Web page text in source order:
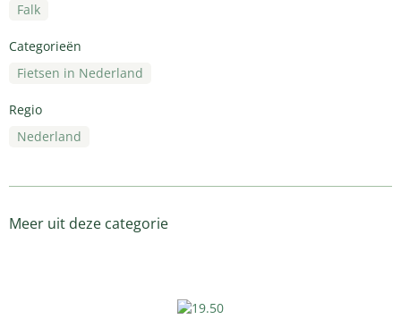
Falk
Categorieën
Fietsen in Nederland
Regio
Nederland
Meer uit deze categorie